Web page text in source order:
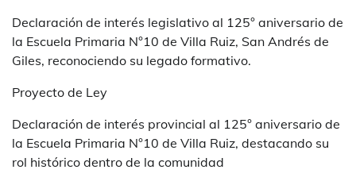
Declaración de interés legislativo al 125° aniversario de
la Escuela Primaria N°10 de Villa Ruiz, San Andrés de
Giles, reconociendo su legado formativo.
Proyecto de Ley
Declaración de interés provincial al 125° aniversario de
la Escuela Primaria N°10 de Villa Ruiz, destacando su
rol histórico dentro de la comunidad